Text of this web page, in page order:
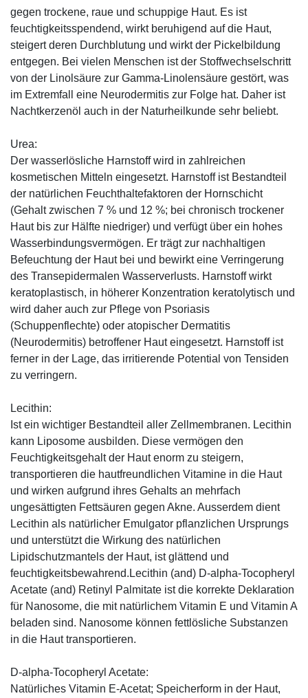
gegen trockene, raue und schuppige Haut. Es ist
feuchtigkeitsspendend, wirkt beruhigend auf die Haut,
steigert deren Durchblutung und wirkt der Pickelbildung
entgegen. Bei vielen Menschen ist der Stoffwechselschritt
von der Linolsäure zur Gamma-Linolensäure gestört, was
im Extremfall eine Neurodermitis zur Folge hat. Daher ist
Nachtkerzenöl auch in der Naturheilkunde sehr beliebt.
Urea:
Der wasserlösliche Harnstoff wird in zahlreichen
kosmetischen Mitteln eingesetzt. Harnstoff ist Bestandteil
der natürlichen Feuchthaltefaktoren der Hornschicht
(Gehalt zwischen 7 % und 12 %; bei chronisch trockener
Haut bis zur Hälfte niedriger) und verfügt über ein hohes
Wasserbindungsvermögen. Er trägt zur nachhaltigen
Befeuchtung der Haut bei und bewirkt eine Verringerung
des Transepidermalen Wasserverlusts. Harnstoff wirkt
keratoplastisch, in höherer Konzentration keratolytisch und
wird daher auch zur Pflege von Psoriasis
(Schuppenflechte) oder atopischer Dermatitis
(Neurodermitis) betroffener Haut eingesetzt. Harnstoff ist
ferner in der Lage, das irritierende Potential von Tensiden
zu verringern.
Lecithin:
Ist ein wichtiger Bestandteil aller Zellmembranen. Lecithin
kann Liposome ausbilden. Diese vermögen den
Feuchtigkeitsgehalt der Haut enorm zu steigern,
transportieren die hautfreundlichen Vitamine in die Haut
und wirken aufgrund ihres Gehalts an mehrfach
ungesättigten Fettsäuren gegen Akne. Ausserdem dient
Lecithin als natürlicher Emulgator pflanzlichen Ursprungs
und unterstützt die Wirkung des natürlichen
Lipidschutzmantels der Haut, ist glättend und
feuchtigkeitsbewahrend.Lecithin (and) D-alpha-Tocopheryl
Acetate (and) Retinyl Palmitate ist die korrekte Deklaration
für Nanosome, die mit natürlichem Vitamin E und Vitamin A
beladen sind. Nanosome können fettlösliche Substanzen
in die Haut transportieren.
D-alpha-Tocopheryl Acetate:
Natürliches Vitamin E-Acetat; Speicherform in der Haut,